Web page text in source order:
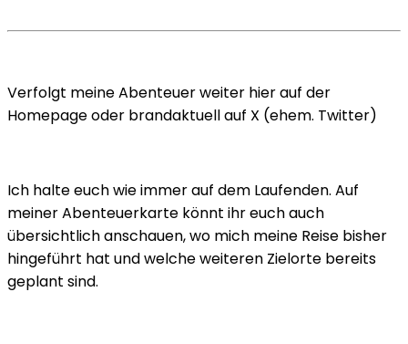
Verfolgt meine Abenteuer weiter hier auf der
Homepage oder brandaktuell auf X (ehem. Twitter)
Ich halte euch wie immer auf dem Laufenden. Auf
meiner Abenteuerkarte könnt ihr euch auch
übersichtlich anschauen, wo mich meine Reise bisher
hingeführt hat und welche weiteren Zielorte bereits
geplant sind.